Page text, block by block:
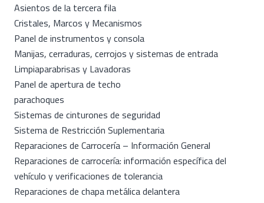
Asientos de la tercera fila
Cristales, Marcos y Mecanismos
Panel de instrumentos y consola
Manijas, cerraduras, cerrojos y sistemas de entrada
Limpiaparabrisas y Lavadoras
Panel de apertura de techo
parachoques
Sistemas de cinturones de seguridad
Sistema de Restricción Suplementaria
Reparaciones de Carrocería – Información General
Reparaciones de carrocería: información específica del
vehículo y verificaciones de tolerancia
Reparaciones de chapa metálica delantera